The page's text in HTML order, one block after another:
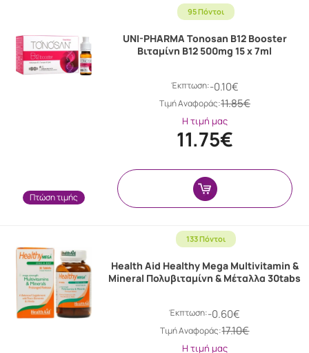
95 Πόντοι
Πτώση τιμής
UNI-PHARMA Tonosan B12 Booster
Βιταμίνη B12 500mg 15 x 7ml
Έκπτωση:-0.10€
Tιμή Αναφοράς:11.85€
Η τιμή μας
11.75€
133 Πόντοι
Health Aid Healthy Mega Multivitamin &
Mineral Πολυβιταμίνη & Μέταλλα 30tabs
Έκπτωση:-0.60€
Tιμή Αναφοράς:17.10€
Η τιμή μας